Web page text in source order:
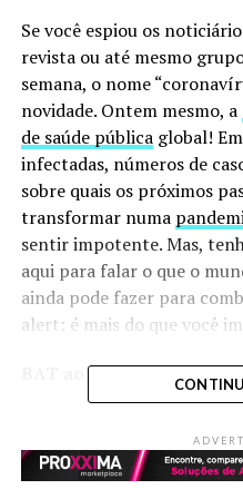
Se você espiou os
revista ou até mesmo
semana, o nome
novidade. Ontem mesmo, a
de saúde públicaglobal! Em
infectadas, números de
sobre quais os próximos
transformar numa
sentir impotente. Mas,
aqui para falar o que o
ainda pode fazer para
alert: é mais do que você
BAT ao ataque
pode ajudar tanto a nossa
certo?! Bem, quando a